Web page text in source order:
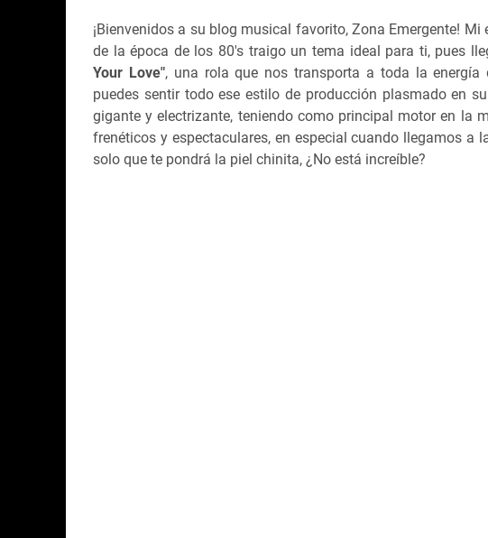
¡Bienvenidos a su blog musical favorito, Zona Emergente!
de la época de los 80's traigo un tema ideal para ti, pues
Your Love", una rola que nos transporta a toda la
puedes sentir todo ese estilo de producción plasmado en
gigante y electrizante, teniendo como principal motor en la
frenéticos y espectaculares, en especial cuando llegamos a
solo que te pondrá la piel chinita, ¿No está increíble?